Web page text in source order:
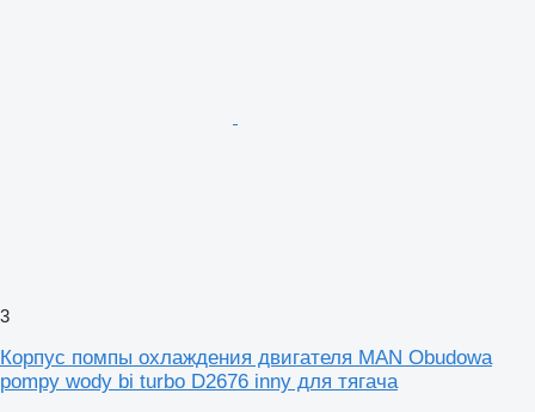
3
Корпус помпы охлаждения двигателя MAN Obudowa
pompy wody bi turbo D2676 inny для тягача